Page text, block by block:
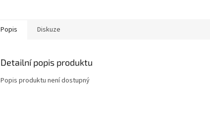
Popis Diskuze
Detailní popis produktu
Popis produktu není dostupný